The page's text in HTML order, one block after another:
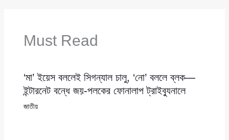
Must Read
‘মা’ ইয়েস বললেই সিগন্যাল চালু, ‘নো’ বললে ব্লক—
ইন্টারনেট বন্ধে জয়-পলকের ফোনালাপ ট্রাইব্যুনালে
জাতীয়